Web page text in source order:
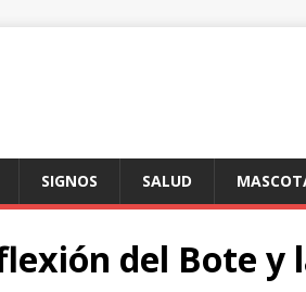
SIGNOS SALUD
del Bote y